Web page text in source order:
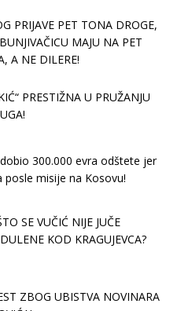
PRIJAVE PET TONA DROGE,
MAJU NA PET
A NE DILERE!
PRESTIŽNA U PRUŽANJU
300.000 evra odštete jer
misije na Kosovu!
SE VUČIĆ NIJE JUČE
KOD KRAGUJEVCA?
ZBOG UBISTVA NOVINARA